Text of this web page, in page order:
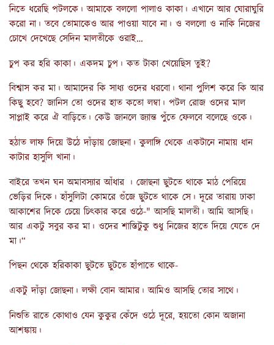
নিতে ধরেছি পটলকে। আমাকে বললো পালাও কাকা। এখানে আর ঘোরাঘুরি
করো না। তবে তোমাকেও আর পাওয়া যাবে না। ও বললো ও নাকি নিজের
চোখে দেখেছে সেদিন মালতীকে ওরাই…
চুপ কর হরি কাকা। একদম চুপ। কত টাকা খেয়েছিস তুই?
বিশ্বাস কর মা। আমাদের কি সাধ্য ওদের ধরবো। থানা পুলিশ করে কি আর
কিছু হবে? জানিস তো ওদের হাত কতো লম্বা। পটল রোজ ওদের মাল
সাপ্লাই করে ঐ বাড়িতে। কেউ জানলে জ্যান্ত পুঁতে ফেলবে বলেছে ওকে।
হঠাত লাফ দিয়ে উঠে দাঁড়ায় জোছনা। কুলাঙ্গি থেকে একটানে নামায় ধান
কাটার হাসুলি খানা।
বাইরে তখন ঘন অমাবস্যার আঁধার । জোছনা ছুটতে থাকে মাঠ পেরিয়ে
ভেড়ির দিকে। হাঁসুলিটা কোমরে গুঁজে ছুটতে থাকে সে। দূরে তারায় ঢাকা
আকাশের দিকে চেয়ে চিৎকার করে ওঠে-" আসছি মালতী। আমি আসছি।
আর একটু সবুর কর মা। ওদের শাস্তিটুকু শুধু নিজের হাতে দিয়ে যেতে দে
মা।“
পিছন থেকে হরিকাকা ছুটতে ছুটতে হাঁপাতে থাকে-
একটু দাঁড়া জোছনা। লক্ষী বোন আমার। আমিও আসছি তোর সাথে।
নিশুতি রাতে কোথাও যেন কুকুর কেঁদে ওঠে দূরে, হয়তো কোন অজানা
আশঙ্কায়।